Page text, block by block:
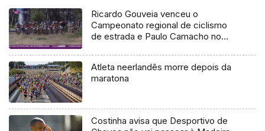
Ricardo Gouveia venceu o
Campeonato regional de ciclismo
de estrada e Paulo Camacho no
Atleta neerlandês morre depois da
maratona
Costinha avisa que Desportivo de